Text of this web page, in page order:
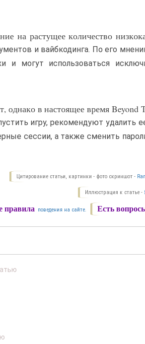
на растущее количество
и вайбкодинга. По его
и могут использоваться
однако в настоящее время Beyond
игру, рекомендуют удалить
сессии, а также сменить
Цитирование статьи, картинки - фото скриншот -
Иллюстрация к статье -
Есть
правила поведения на сайте.